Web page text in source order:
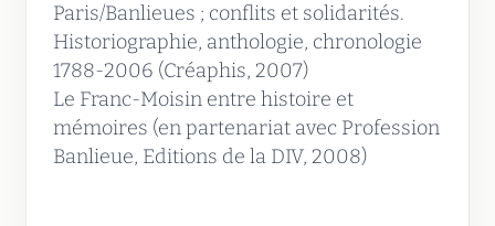
Paris/Banlieues ; conflits et solidarités.
Historiographie, anthologie, chronologie
1788-2006 (Créaphis, 2007)
Le Franc-Moisin entre histoire et
mémoires (en partenariat avec Profession
Banlieue, Editions de la DIV, 2008)